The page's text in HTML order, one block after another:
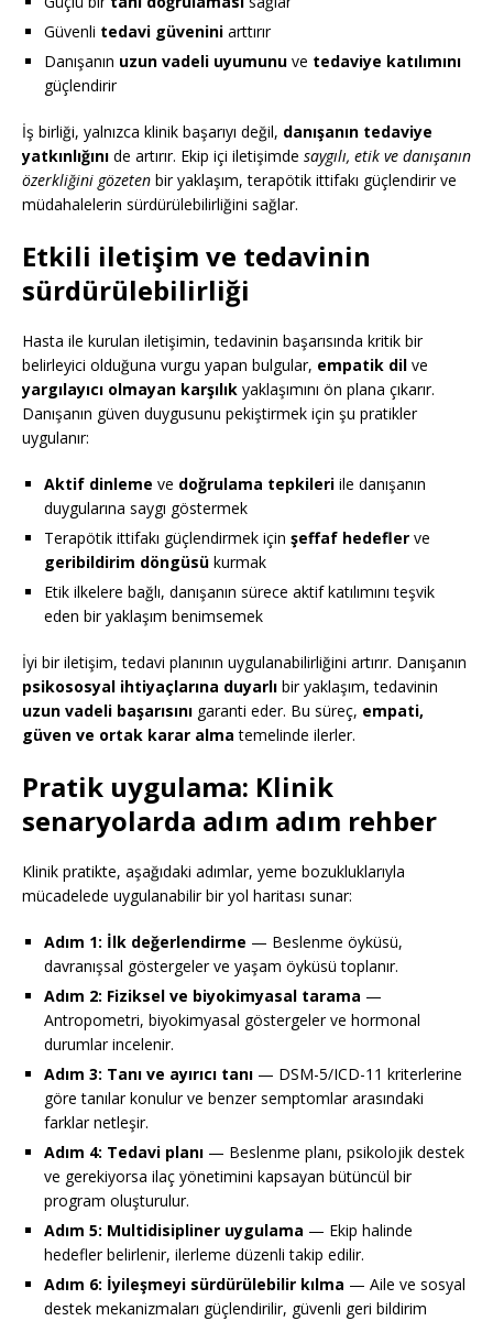
Güvenli tedavi güvenini arttırır
Danışanın uzun vadeli uyumunu ve tedaviye katılımını
güçlendirir
İş birliği, yalnızca klinik başarıyı değil, danışanın tedaviye
yatkınlığını de artırır. Ekip içi iletişimde saygılı, etik ve danışanın
özerkliğini gözeten bir yaklaşım, terapötik ittifakı güçlendirir ve
müdahalelerin sürdürülebilirliğini sağlar.
Etkili iletişim ve tedavinin
sürdürülebilirliği
Hasta ile kurulan iletişimin, tedavinin başarısında kritik bir
belirleyici olduğuna vurgu yapan bulgular, empatik dil ve
yargılayıcı olmayan karşılık yaklaşımını ön plana çıkarır.
Danışanın güven duygusunu pekiştirmek için şu pratikler
uygulanır:
Aktif dinleme ve doğrulama tepkileri ile danışanın
duygularına saygı göstermek
Terapötik ittifakı güçlendirmek için şeffaf hedefler ve
geribildirim döngüsü kurmak
Etik ilkelere bağlı, danışanın sürece aktif katılımını teşvik
eden bir yaklaşım benimsemek
İyi bir iletişim, tedavi planının uygulanabilirliğini artırır. Danışanın
psikososyal ihtiyaçlarına duyarlı bir yaklaşım, tedavinin
uzun vadeli başarısını garanti eder. Bu süreç, empati,
güven ve ortak karar alma temelinde ilerler.
Pratik uygulama: Klinik
senaryolarda adım adım rehber
Klinik pratikte, aşağıdaki adımlar, yeme bozukluklarıyla
mücadelede uygulanabilir bir yol haritası sunar:
Adım 1: İlk değerlendirme — Beslenme öyküsü,
davranışsal göstergeler ve yaşam öyküsü toplanır.
Adım 2: Fiziksel ve biyokimyasal tarama —
Antropometri, biyokimyasal göstergeler ve hormonal
durumlar incelenir.
Adım 3: Tanı ve ayırıcı tanı — DSM-5/ICD-11 kriterlerine
göre tanılar konulur ve benzer semptomlar arasındaki
farklar netleşir.
Adım 4: Tedavi planı — Beslenme planı, psikolojik destek
ve gerekiyorsa ilaç yönetimini kapsayan bütüncül bir
program oluşturulur.
Adım 5: Multidisipliner uygulama — Ekip halinde
hedefler belirlenir, ilerleme düzenli takip edilir.
Adım 6: İyileşmeyi sürdürülebilir kılma — Aile ve sosyal
destek mekanizmaları güçlendirilir, güvenli geri bildirim